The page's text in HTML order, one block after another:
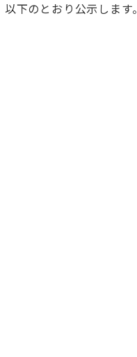
下のとおり公示します。